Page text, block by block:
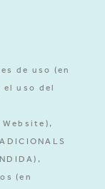
de uso (en
el uso del
(en